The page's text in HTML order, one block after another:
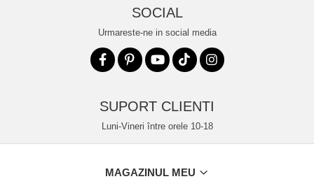
SOCIAL
Urmareste-ne in social media
SUPORT CLIENTI
Luni-Vineri între orele 10-18
MAGAZINUL MEU